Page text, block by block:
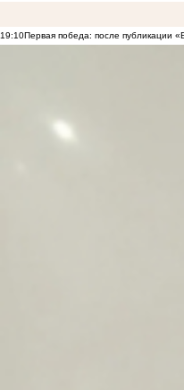
19:10Первая победа: после публикации